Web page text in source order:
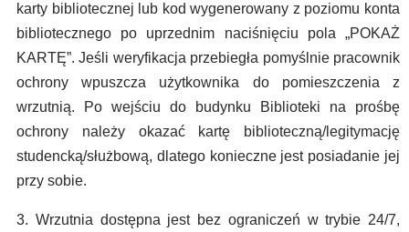
karty bibliotecznej lub kod wygenerowany z poziomu konta
bibliotecznego po uprzednim naciśnięciu pola „POKAŻ
KARTĘ”. Jeśli weryfikacja przebiegła pomyślnie pracownik
ochrony wpuszcza użytkownika do pomieszczenia z
wrzutnią. Po wejściu do budynku Biblioteki na prośbę
ochrony należy okazać kartę biblioteczną/legitymację
studencką/służbową, dlatego konieczne jest posiadanie jej
przy sobie.
3. Wrzutnia dostępna jest bez ograniczeń w trybie 24/7,